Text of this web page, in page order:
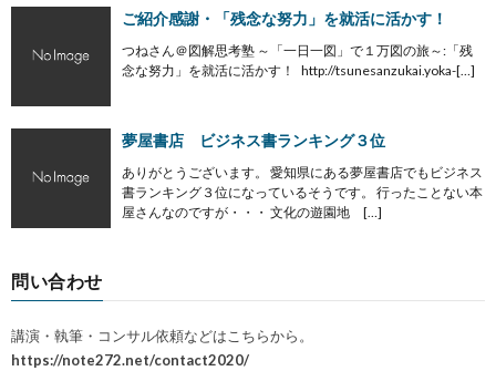
ご紹介感謝・「残念な努力」を就活に活かす！
つねさん＠図解思考塾 ～「一日一図」で１万図の旅～:「残
念な努力」を就活に活かす！ http://tsunesanzukai.yoka-[…]
夢屋書店 ビジネス書ランキング３位
ありがとうございます。 愛知県にある夢屋書店でもビジネス
書ランキング３位になっているそうです。 行ったことない本
屋さんなのですが・・・ 文化の遊園地 […]
問い合わせ
講演・執筆・コンサル依頼などはこちらから。
https://note272.net/contact2020/